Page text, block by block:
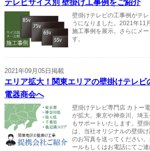
テレビサイズ別 壁掛け工事例をご紹介
壁掛けテレビの工事例がテ
うになりました。2021年11
施工事例を展示。さらにメ
す。
2021年09月05日掲載
エリア拡大！関東エリアの壁掛けテレビ
電器商会へ
壁掛けテレビ専門店 カトー
が拡大。東京や神奈川、埼
もサポートいたします。壁
は、当社オリジナルの壁掛
のお写真を送ってください
ールもしくはお電話にてご連